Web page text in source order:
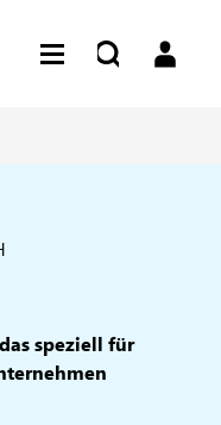
speziell für